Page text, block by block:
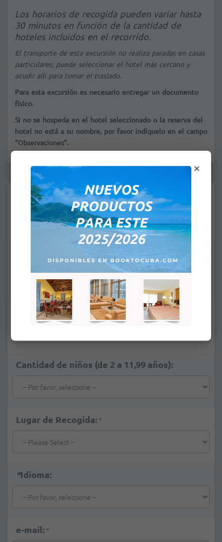
Los horarios de recogida pueden variar hasta
30 minutos en función de la cantidad de
hoteles incluidos en el recorrido.
El transporte de esta excursión no realiza paradas en casas
particulares; puede seleccionar el hotel más cercano y
acudir allí para tomar el traslado.
Para esta excursión es necesario entregar un documento
físico.
Si no se hospeda en el hotel seleccionado o la reserva del
hotel no está a su nombre, por favor indíquelo en el campo
“Observaciones”.
Fecha:
Nombre(s) y Apellidos: *
Cantidad de adultos:
Cantidad de niños (de 2 a 11,99 años):
Lugar de Recogida: *
*Idioma:
e-mail: *
×